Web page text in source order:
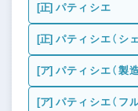
[正] パティシエ
[正] パティシエ（シ
[ア] パティシエ（製
[ア] パティシエ（フ